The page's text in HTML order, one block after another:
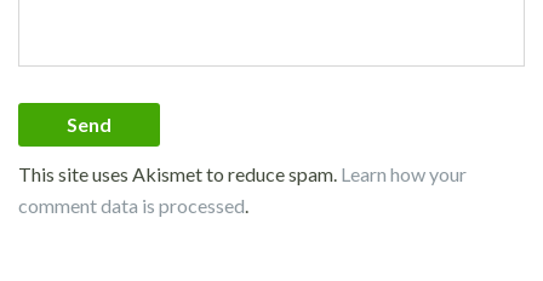
This site uses Akismet to reduce spam. Learn how your
comment data is processed